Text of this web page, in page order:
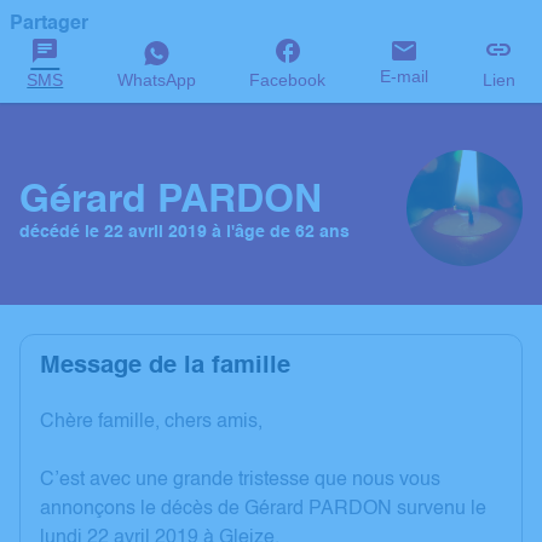
Partager
SMS WhatsApp Facebook E-mail Lien
Gérard PARDON
décédé le 22 avril 2019 à l'âge de 62 ans
Message de la famille
Chère famille, chers amis,
C’est avec une grande tristesse que nous vous
annonçons le décès de Gérard PARDON survenu le